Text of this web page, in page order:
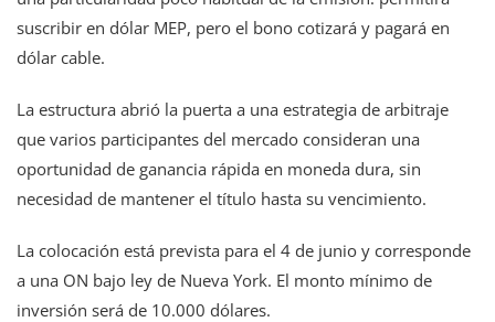
suscribir en dólar MEP, pero el bono cotizará y pagará en
dólar cable.
La estructura abrió la puerta a una estrategia de arbitraje
que varios participantes del mercado consideran una
oportunidad de ganancia rápida en moneda dura, sin
necesidad de mantener el título hasta su vencimiento.
La colocación está prevista para el 4 de junio y corresponde
a una ON bajo ley de Nueva York. El monto mínimo de
inversión será de 10.000 dólares.